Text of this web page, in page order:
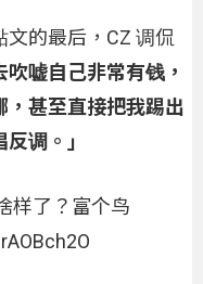
文的最后，CZ 调侃
吹嘘自己非常有钱，
，甚至直接把我踢出
调。」
样了？富个鸟